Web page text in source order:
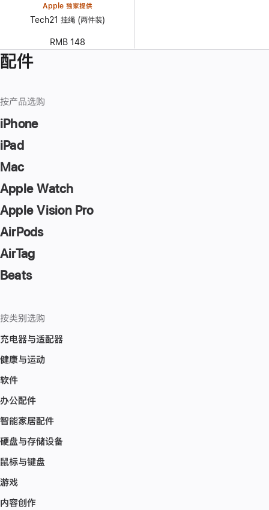
Apple 独家提供
Tech21 挂绳 (两件装)
RMB 148
配件
按产品选购
iPhone
iPad
Mac
Apple Watch
Apple Vision Pro
AirPods
AirTag
Beats
按类别选购
充电器与适配器
健康与运动
软件
办公配件
智能家居配件
硬盘与存储设备
鼠标与键盘
游戏
内容创作